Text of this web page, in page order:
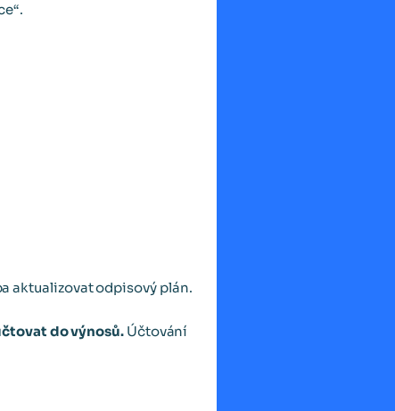
aktualizovat odpisový plán.
do výnosů. Účtování